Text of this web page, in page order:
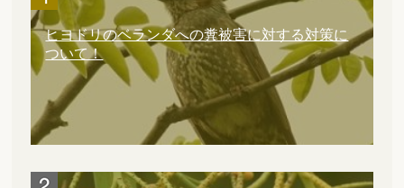
ヒヨドリのベランダへの糞被害に対する対策に
ついて！